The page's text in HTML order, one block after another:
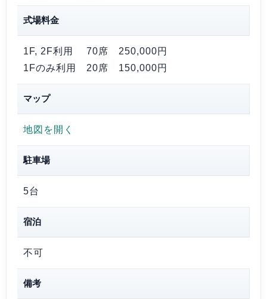
式場料金
1F, 2F利用 70席 250,000円
1Fのみ利用 20席 150,000円
マップ
地図を開く
駐車場
5台
宿泊
不可
備考